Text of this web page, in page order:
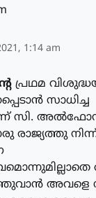
1:14 am
പ്രഥമ
സാധിച്ച
സി.
രാജ്യത്തു
അവളെ